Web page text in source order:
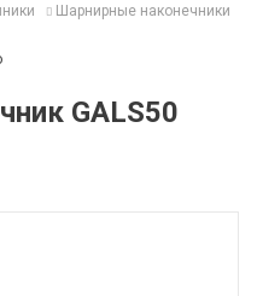
Шарнирные наконечники
GALS50